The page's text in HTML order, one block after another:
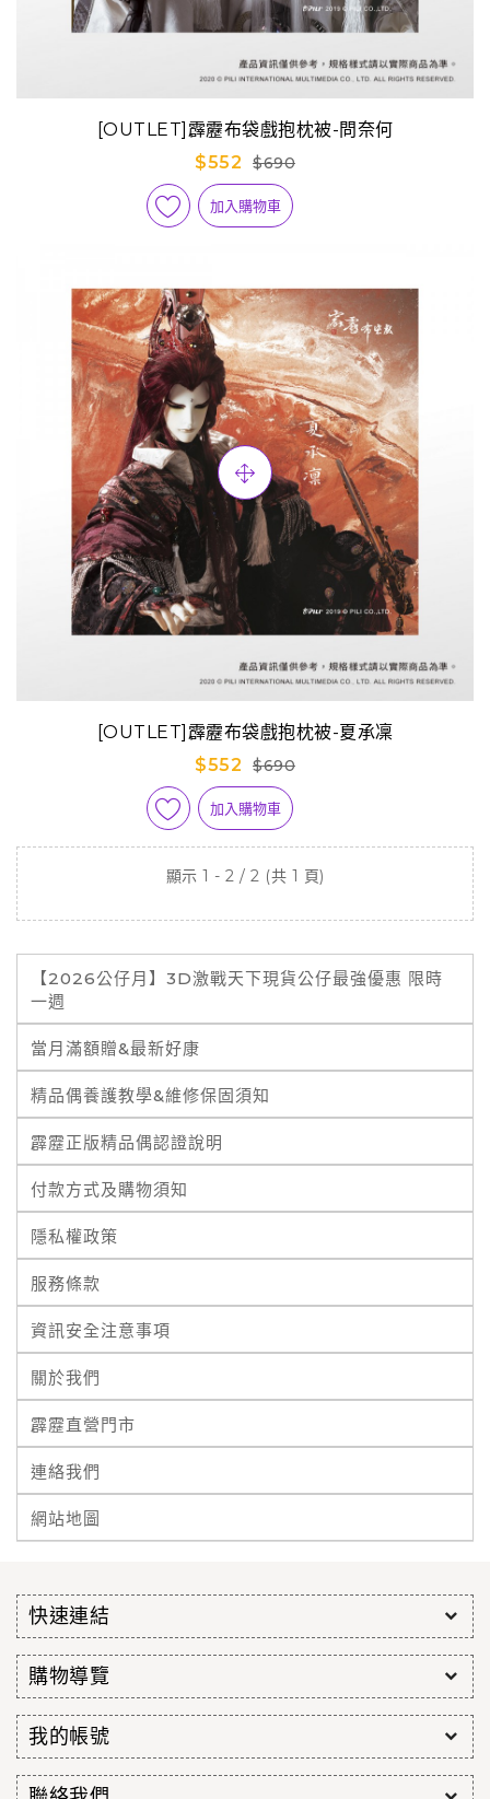
[OUTLET]霹靂布袋戲抱枕被-問奈何
$552
$690
加入購物車
[OUTLET]霹靂布袋戲抱枕被-夏承凜
$552
$690
加入購物車
顯示 1 - 2 / 2 (共 1 頁)
【2026公仔月】3D激戰天下現貨公仔最強優惠 限時
一週
當月滿額贈&最新好康
精品偶養護教學&維修保固須知
霹靂正版精品偶認證說明
付款方式及購物須知
隱私權政策
服務條款
資訊安全注意事項
關於我們
霹靂直營門市
連絡我們
網站地圖
快速連結
購物導覽
我的帳號